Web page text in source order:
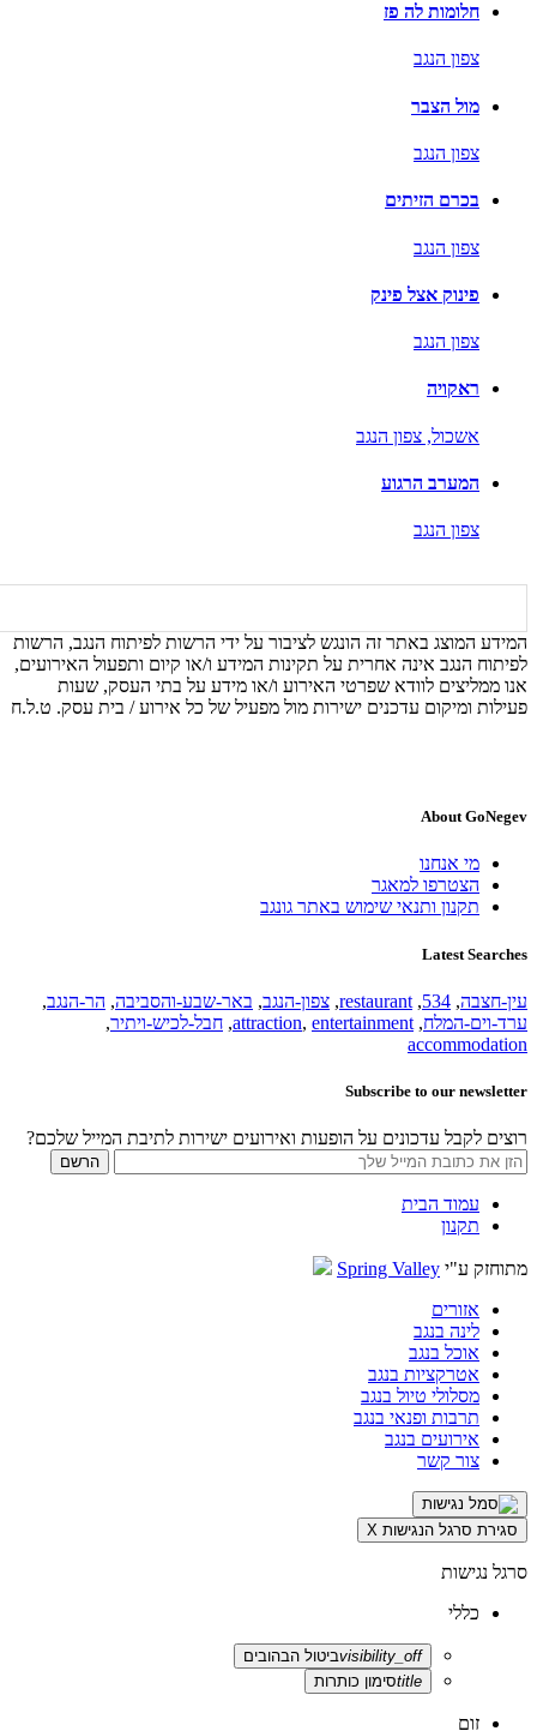
חלומות לה פז
צפון הנגב
מול הצבר
צפון הנגב
בכרם הזיתים
צפון הנגב
פינוק אצל פינק
צפון הנגב
ראקויה
אשכול, צפון הנגב
המערב הרגוע
צפון הנגב
המידע המוצג באתר זה הונגש לציבור על ידי הרשות לפיתוח הנגב, הרשות
לפיתוח הנגב אינה אחרית על תקינות המידע ו/או קיום ותפעול האירועים,
אנו ממליצים לוודא שפרטי האירוע ו/או מידע על בתי העסק, שעות
פעילות ומיקום עדכנים ישירות מול מפעיל של כל אירוע / בית עסק. ט.ל.ח
About GoNegev
מי אנחנו
הצטרפו למאגר
תקנון ותנאי שימוש באתר גונגב
Latest Searches
עין-חצבה,
534
,
restaurant
, צפון-הנגב, באר-שבע-והסביבה, הר-הנגב,
ערד-וים-המלח,
attraction, entertainment
, חבל-לכיש-ויתיר,
accommodation
Subscribe to our newsletter
רוצים לקבל עדכונים על הופעות ואירועים ישירות לתיבת המייל שלכם?
עמוד הבית
תקנון
מתוחזק ע"י Spring Valley
אזורים
לינה בנגב
אוכל בנגב
אטרקציות בנגב
מסלולי טיול בנגב
תרבות ופנאי בנגב
אירועים בנגב
צור קשר
סגירת סרגל הנגישות X
סרגל נגישות
כללי
visibility_offביטול הבהובים
titleסימון כותרות
זום